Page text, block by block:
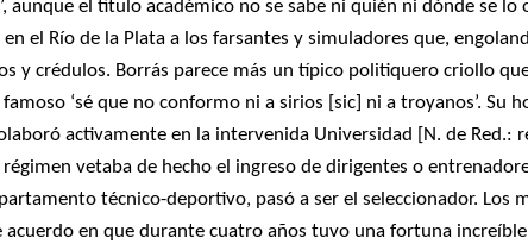
aunque el título académico no se sabe ni quién ni dónde se
el Río de la Plata a los farsantes y simuladores que,
y crédulos. Borrás parece más un típico politiquero criollo
‘sé que no conformo ni a sirios [sic] ni a troyanos’.
activamente en la intervenida Universidad [N. de
vetaba de hecho el ingreso de dirigentes o
técnico-deportivo, pasó a ser el seleccionador. Los
acuerdo en que durante cuatro años tuvo una fortuna